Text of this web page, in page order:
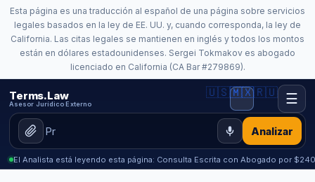
Esta página es una traducción al español de una página sobre servicios
legales basados en la ley de EE. UU. y, cuando corresponda, la ley de
California. Las citas legales se mantienen en inglés y todos los montos
están en dólares estadounidenses. Sergei Tokmakov es abogado
licenciado en California (CA Bar #279869).
Terms.Law
Asesor Jurídico Externo
Analizar
🇺🇸🇲🇽🇷🇺 ☰
El Analista está leyendo esta página: Consulta Escrita con Abogado por $240